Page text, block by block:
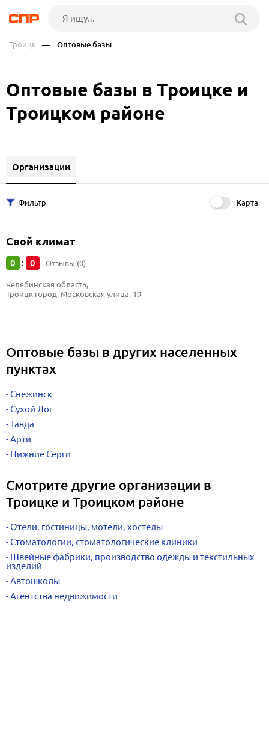
Троицк — Оптовые базы
Оптовые базы в Троицке и
Троицком районе
Организации
Карта
Свой климат
0 : 0 Отзывы (0)
Челябинская область,
Троицк город, Московская улица, 19
Оптовые базы в других населенных
пунктах
Снежинск
Сухой Лог
Тавда
Арти
Нижние Серги
Смотрите другие организации в
Троицке и Троицком районе
Отели, гостиницы, мотели, хостелы
Стоматологии, стоматологические клиники
Швейные фабрики, производство одежды и текстильных
изделий
Автошколы
Агентства недвижимости